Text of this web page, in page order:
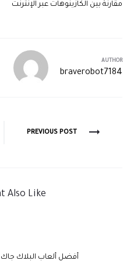
مقارنة بين الكازينوهات عبر الإنترنت
AUTHOR
braverobot7184
PREVIOUS POST
Also Like
أفضل ألعاب البلاك جاك